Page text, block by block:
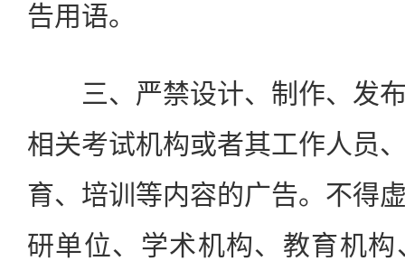
告用语。
三、严禁设计、制作、发布
相关考试机构或者其工作人员
育、培训等内容的广告。不得
研单位、学术机构、教育机